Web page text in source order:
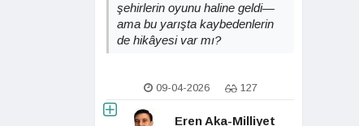
şehirlerin oyunu haline geldi—
ama bu yarışta kaybedenlerin
de hikâyesi var mı?
09-04-2026 127
Eren Aka-Milliyet